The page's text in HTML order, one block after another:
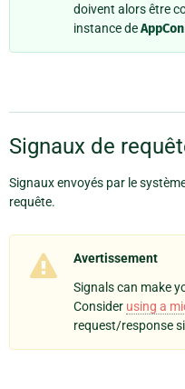
doivent alors être
instance de
Signaux de
Signaux envoyés par le
requête.
Avertissement
Signals can make
Consider using a
request/response